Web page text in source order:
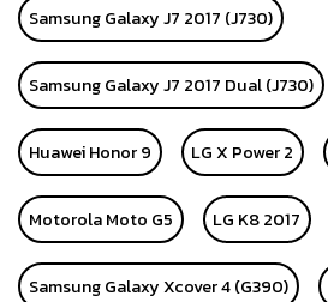
Samsung Galaxy J7 2017 (J730)
Samsung Galaxy J7 2017 Dual (J730)
Huawei Honor 9 LG X Power 2
Motorola Moto G5 LG K8 2017
Samsung Galaxy Xcover 4 (G390)